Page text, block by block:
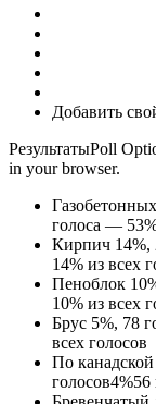
Добавить
РезультатыPoll
in your browser.
голоса —
Кирпич 14%,
14% из всех
Пеноблок
10% из всех
Брус 5%, 78
всех голосов
По
голосов4%56